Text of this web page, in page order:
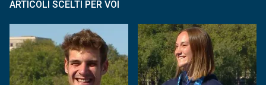
ARTICOLI SCELTI PER VOI